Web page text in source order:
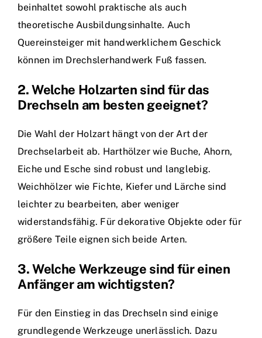
beinhaltet sowohl praktische als auch
theoretische Ausbildungsinhalte. Auch
Quereinsteiger mit handwerklichem Geschick
können im Drechslerhandwerk Fuß fassen.
2. Welche Holzarten sind für das
Drechseln am besten geeignet?
Die Wahl der Holzart hängt von der Art der
Drechselarbeit ab. Harthölzer wie Buche, Ahorn,
Eiche und Esche sind robust und langlebig.
Weichhölzer wie Fichte, Kiefer und Lärche sind
leichter zu bearbeiten, aber weniger
widerstandsfähig. Für dekorative Objekte oder für
größere Teile eignen sich beide Arten.
3. Welche Werkzeuge sind für einen
Anfänger am wichtigsten?
Für den Einstieg in das Drechseln sind einige
grundlegende Werkzeuge unerlässlich. Dazu